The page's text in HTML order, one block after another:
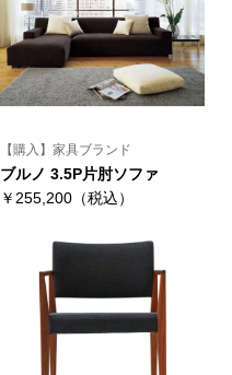
【購入】家具ブランド
ブルノ 3.5P片肘ソファ
￥255,200（税込）